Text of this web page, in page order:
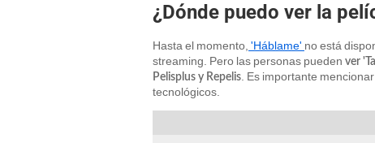
¿Dónde puedo ver la
Hasta el momento, 'Háblame' no está
streaming. Pero las personas pueden ver
Pelisplus y Repelis. Es importante
tecnológicos.